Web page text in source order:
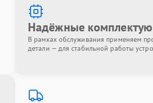
Надёжные
В рамках обслуживания применяем
детали — для стабильной работы